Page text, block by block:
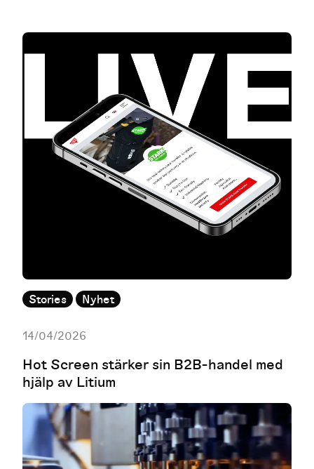
Stories Nyhet
14/04/2026
Hot Screen stärker sin B2B-handel med
hjälp av Litium